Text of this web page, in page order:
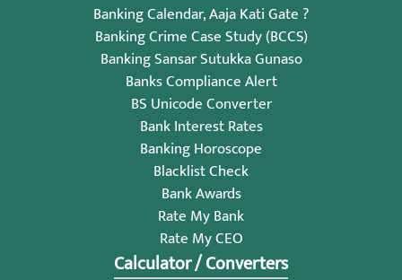
Banking Calendar, Aaja Kati Gate ?
Banking Crime Case Study (BCCS)
Banking Sansar Sutukka Gunaso
Banks Compliance Alert
BS Unicode Converter
Bank Interest Rates
Banking Horoscope
Blacklist Check
Bank Awards
Rate My Bank
Rate My CEO
Calculator / Converters